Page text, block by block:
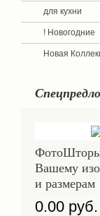
для кухни
! Новогодние
Новая
Вашему
и размерам
0.00 руб.